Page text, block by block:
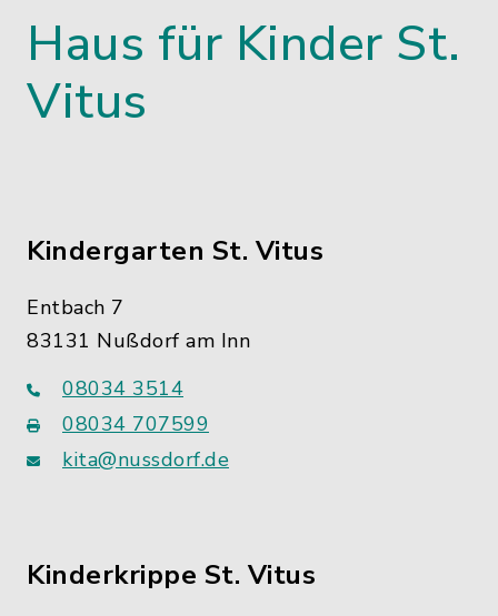
Haus für Kinder St.
Vitus
Kindergarten St. Vitus
Entbach 7
83131 Nußdorf am Inn
08034 3514
08034 707599
kita@nussdorf.de
Kinderkrippe St. Vitus